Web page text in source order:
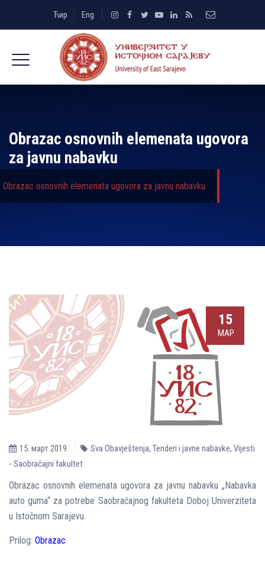
Ћир Eng
Obrazac osnovnih elemenata ugovora
za javnu nabavku
Obrazac osnovnih elemenata ugovora za javnu nabavku
15
МАР
15. март 2019. Sva Obavještenja, Tenderi i javne nabavke, Vijesti
- Saobraćajni fakultet
Obrazac osnovnih elemenata ugovora za javnu nabavku „Nabavka
auto guma“ za potrebe Saobraćajnog fakulteta Doboj Univerziteta
u Istočnom Sarajevu.
Prilog: Obrazac